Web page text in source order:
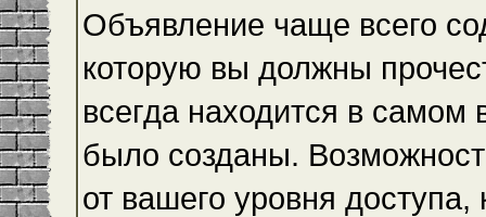
Объявление чаще всего
которую вы должны
всегда находится в
было созданы.
от вашего уровня